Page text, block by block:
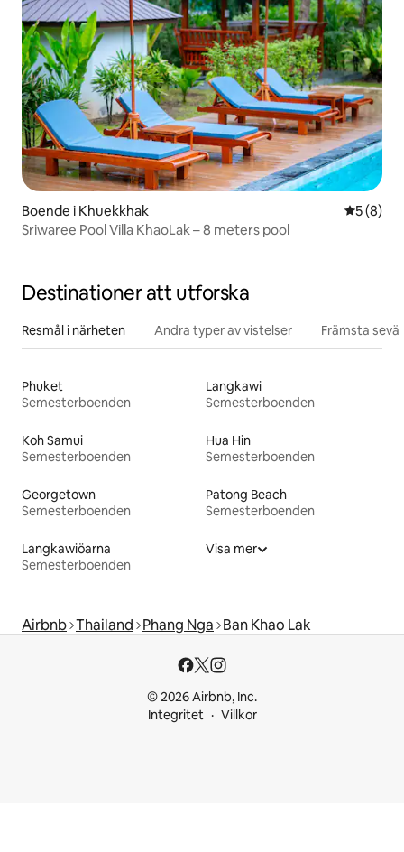
Boende i Khuekkhak 5 av 5 i
5 (8)
Sriwaree Pool Villa KhaoLak – 8 meters pool
Destinationer att utforska
Resmål i närheten Andra typer av vistelser Främsta
Phuket
Semesterboenden
Langkawi
Semesterboenden
Koh Samui
Semesterboenden
Hua Hin
Semesterboenden
Georgetown
Semesterboenden
Patong Beach
Semesterboenden
Langkawiöarna
Semesterboenden
Visa mer
Airbnb Thailand Phang Nga Ban Khao Lak
© 2026 Airbnb, Inc.
Integritet
Villkor